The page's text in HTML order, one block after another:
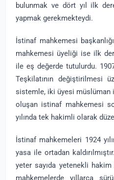
bulunmak ve dört yıl ilk
yapmak gerekmekteydi.
İstinaf mahkemesi
mahkemesi üyeliği ise ilk
ile eş değerde tutulurdu.
Teşkilatının değiştirilmesi
sistemle, iki üyesi müslüman
oluşan istinaf mahkemesi
yılında tek hakimli olarak
İstinaf mahkemeleri 1924
yasa ile ortadan
yeter sayıda yetenekli
mahkemelerde yıllarca